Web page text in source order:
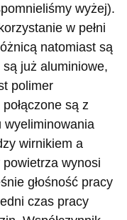
wyżej).
w pełni
natomiast są
już aluminiowe,
polimer
są z
wyeliminowania
wirnikiem a
wynosi
głośność pracy
czas pracy